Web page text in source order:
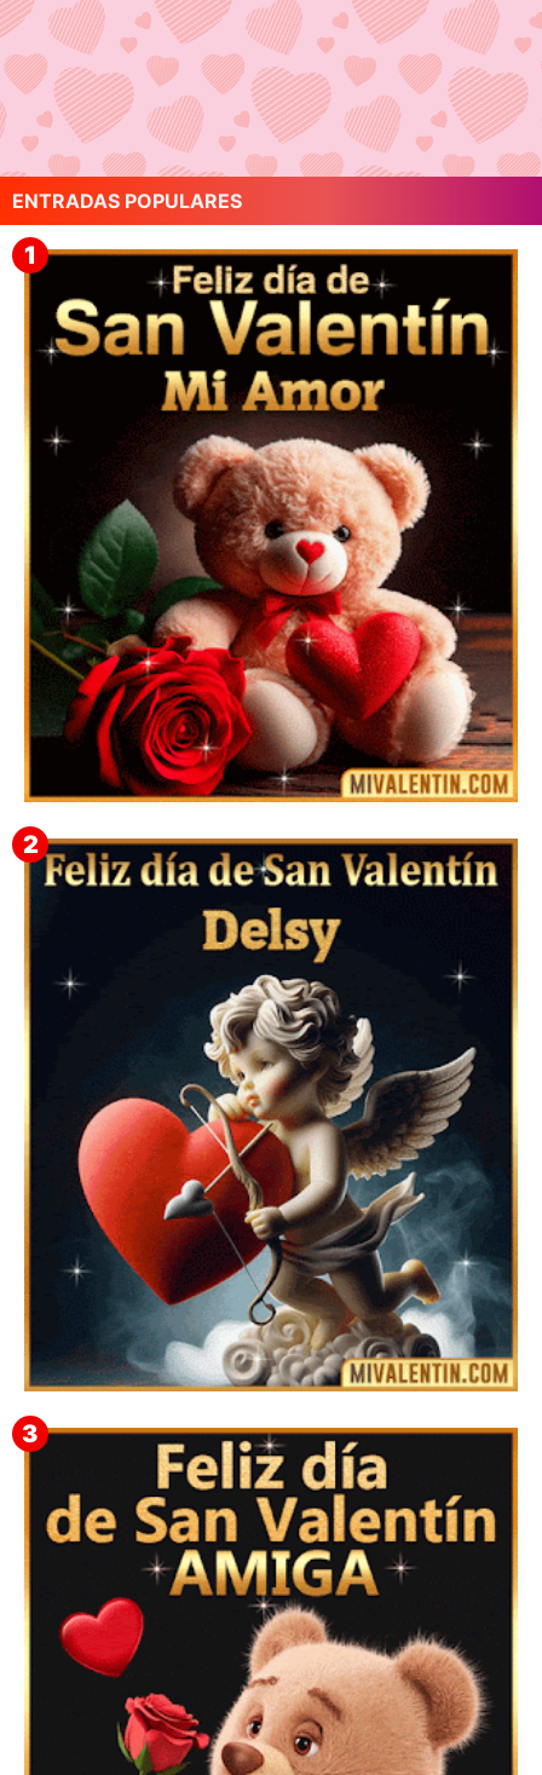
ENTRADAS POPULARES
🎁 Imágenes Gif Personalizadas con Nombres para
San Valentín 2026 💘
Feliz San Valentín Delsy